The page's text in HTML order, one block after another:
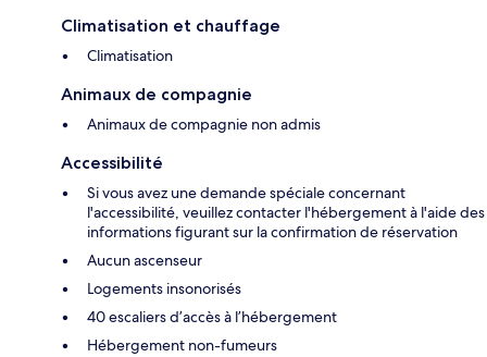
Climatisation et chauffage
Climatisation
Animaux de compagnie
Animaux de compagnie non admis
Accessibilité
Si vous avez une demande spéciale concernant
l'accessibilité, veuillez contacter l'hébergement à l'aide des
informations figurant sur la confirmation de réservation
Aucun ascenseur
Logements insonorisés
40 escaliers d’accès à l’hébergement
Hébergement non-fumeurs